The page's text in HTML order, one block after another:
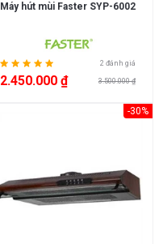
Máy hút mùi Faster SYP-6002
2 đánh giá
2.450.000 ₫ 3.500.000 ₫
-30%